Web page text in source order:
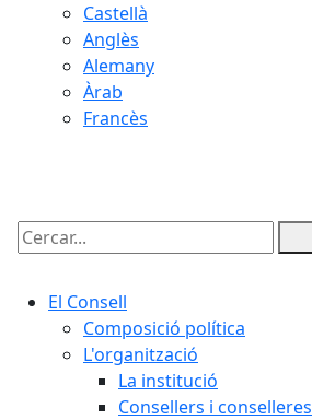
Castellà
Anglès
Alemany
Àrab
Francès
Cercar:
El Consell
Composició política
L'organització
La institució
Consellers i conselleres